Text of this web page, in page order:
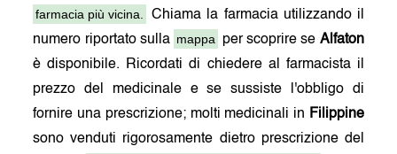
farmacia più vicina.
Chiama la farmacia utilizzando il
numero riportato sulla mappa per scoprire se Alfaton
è disponibile. Ricordati di chiedere al farmacista il
prezzo del medicinale e se sussiste l'obbligo di
fornire una prescrizione; molti medicinali in Filippine
sono venduti rigorosamente dietro prescrizione del